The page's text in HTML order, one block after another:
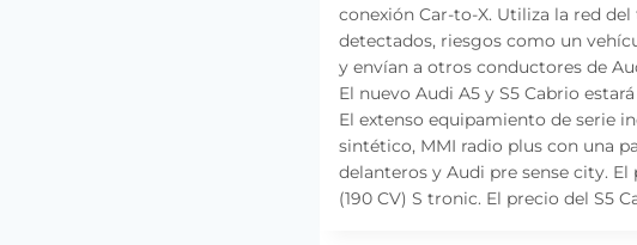
conexión Car-to-X. Utiliza la red
detectados, riesgos como un
y envían a otros conductores de
El nuevo Audi A5 y S5 Cabrio
El extenso equipamiento de serie
sintético, MMI radio plus con una
delanteros y Audi pre sense city. El
(190 CV) S tronic. El precio del S5